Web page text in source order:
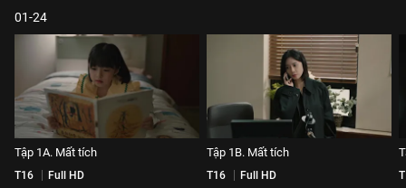
01-24
Tập 1A. Mất tích
T16 Full HD
Tập 1B. Mất tích
T16 Full HD